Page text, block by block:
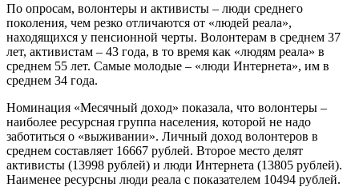
По опросам, волонтеры и активисты – люди среднего
поколения, чем резко отличаются от «людей реала»,
находящихся у пенсионной черты. Волонтерам в среднем 37
лет, активистам – 43 года, в то время как «людям реала» в
среднем 55 лет. Самые молодые – «люди Интернета», им в
среднем 34 года.
Номинация «Месячный доход» показала, что волонтеры –
наиболее ресурсная группа населения, которой не надо
заботиться о «выживании». Личный доход волонтеров в
среднем составляет 16667 рублей. Второе место делят
активисты (13998 рублей) и люди Интернета (13805 рублей).
Наименее ресурсны люди реала с показателем 10494 рублей.